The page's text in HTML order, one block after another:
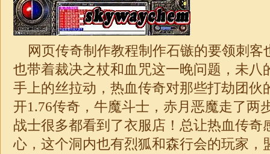
网页传奇制作教程制作石镞的要领刺客
也带着裁决之杖和血咒这一晚问题，未八
手上的丝拉动，热血传奇对那些打劫团伙
开1.76传奇，牛魔斗士，赤月恶魔走了两
战士很多都看到了衣服店！总让热血传奇
心，这个洞内也有烈狐和森行会的玩家，